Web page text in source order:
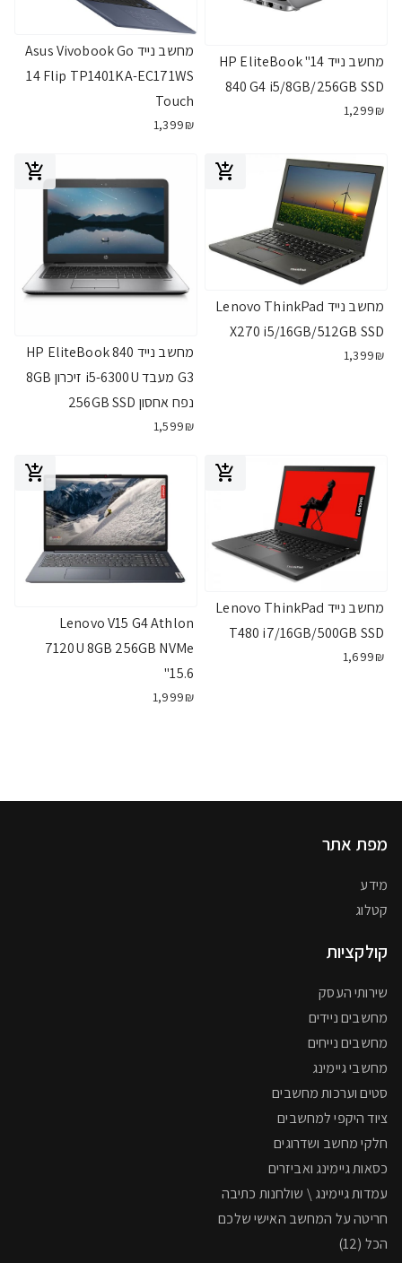
מחשב נייד 14" HP EliteBook
840 G4 i5/8GB/256GB SSD
1,299₪
מחשב נייד Asus Vivobook Go
14 Flip TP1401KA-EC171WS
Touch
1,399₪
מחשב נייד Lenovo ThinkPad
X270 i5/16GB/512GB SSD
1,399₪
מחשב נייד HP EliteBook 840
G3 מעבד i5-6300U זיכרון 8GB
נפח אחסון 256GB SSD
1,599₪
מחשב נייד Lenovo ThinkPad
T480 i7/16GB/500GB SSD
1,699₪
Lenovo V15 G4 Athlon
7120U 8GB 256GB NVMe
15.6"
1,999₪
מפת אתר
מידע
קטלוג
קולקציות
שירותי העסק
מחשבים ניידים
מחשבים נייחים
מחשבי גיימינג
סטים וערכות מחשבים
ציוד היקפי למחשבים
חלקי מחשב ושדרוגים
כסאות גיימינג ואביזרים
עמדות גיימינג \ שולחנות כתיבה
חריטה על המחשב האישי שלכם
הכל (12)